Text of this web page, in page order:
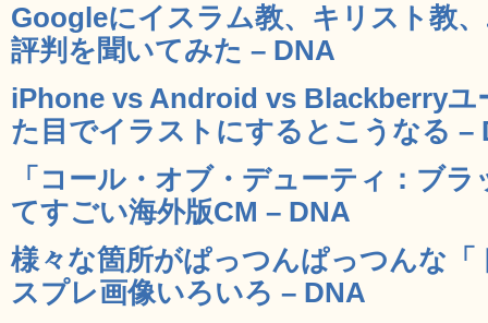
Googleにイスラム教、キリスト教
評判を聞いてみた – DNA
iPhone vs Android vs Blackberryユ
た目でイラストにするとこうなる –
「コール・オブ・デューティ：ブ
てすごい海外版CM – DNA
様々な箇所がぱっつんぱっつんな
スプレ画像いろいろ – DNA